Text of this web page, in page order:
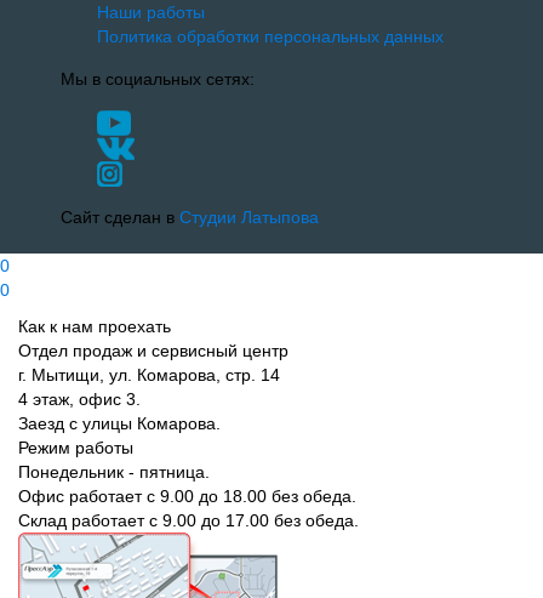
Наши работы
Политика обработки персональных данных
Мы в социальных сетях:
Сайт сделан в Студии Латыпова
0
0
Как к нам проехать
Отдел продаж и сервисный центр
г. Мытищи, ул. Комарова, стр. 14
4 этаж, офис 3.
Заезд с улицы Комарова.
Режим работы
Понедельник - пятница.
Офис работает с 9.00 до 18.00 без обеда.
Склад работает с 9.00 до 17.00 без обеда.